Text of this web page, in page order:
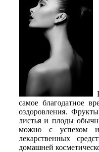
самое благодатное
оздоровления.
листья и плоды
можно с успехом
лекарственных
домашней